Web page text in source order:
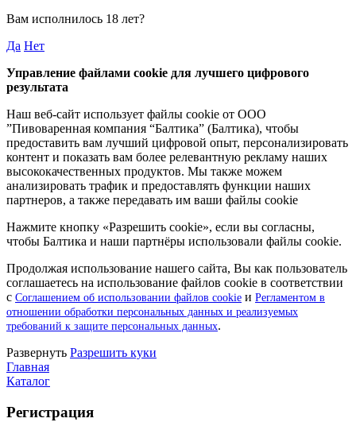
Вам исполнилось 18 лет?
Да Нет
Управление файлами cookie для лучшего цифрового
результата
Наш веб-сайт использует файлы cookie от ООО
”Пивоваренная компания “Балтика” (Балтика), чтобы
предоставить вам лучший цифровой опыт, персонализировать
контент и показать вам более релевантную рекламу наших
высококачественных продуктов. Мы также можем
анализировать трафик и предоставлять функции наших
партнеров, а также передавать им ваши файлы cookie
Нажмите кнопку «Разрешить cookie», если вы согласны,
чтобы Балтика и наши партнёры использовали файлы cookie.
Продолжая использование нашего сайта, Вы как пользователь
соглашаетесь на использование файлов cookie в соответствии
с Соглашением об использовании файлов cookie и Регламентом в
отношении обработки персональных данных и реализуемых
требований к защите персональных данных.
Pазвернуть Разрешить куки
Главная
Каталог
Регистрация